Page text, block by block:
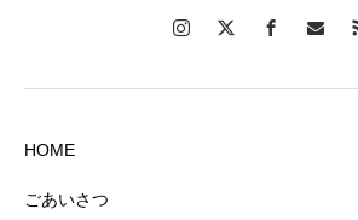
HOME
ごあいさつ